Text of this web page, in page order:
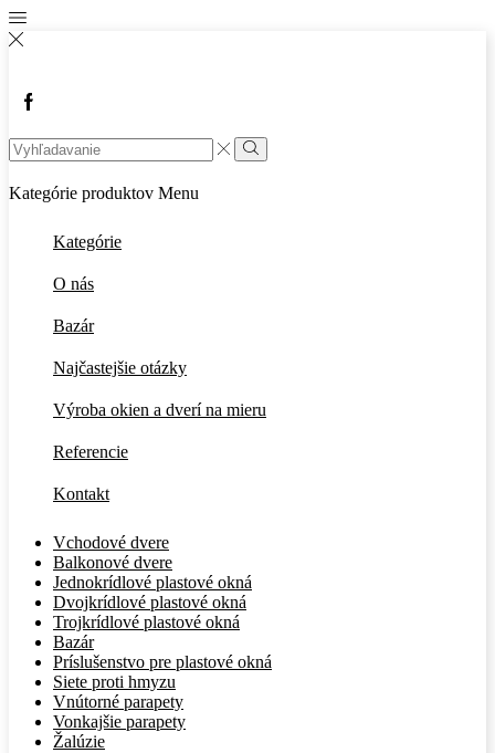
Facebook
Search
input
Vyhľadávanie
Kategórie produktov Menu
Kategórie
O nás
Bazár
Najčastejšie otázky
Výroba okien a dverí na mieru
Referencie
Kontakt
Vchodové dvere
Balkonové dvere
Jednokrídlové plastové okná
Dvojkrídlové plastové okná
Trojkrídlové plastové okná
Bazár
Príslušenstvo pre plastové okná
Siete proti hmyzu
Vnútorné parapety
Vonkajšie parapety
Žalúzie